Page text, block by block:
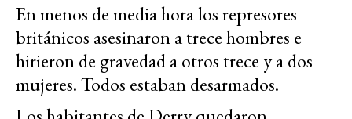
En menos de media hora los represores
británicos asesinaron a trece hombres e
hirieron de gravedad a otros trece y a dos
mujeres. Todos estaban desarmados.